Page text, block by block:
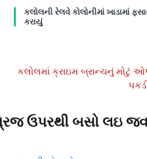
કલોલની રેલવે કોલોનીમાં ખાડામાં
કરાયું
કલોલમાં ક્રાઇમ બ્રાન્ચનું મોટું
ઉપરથી બસો લઇ